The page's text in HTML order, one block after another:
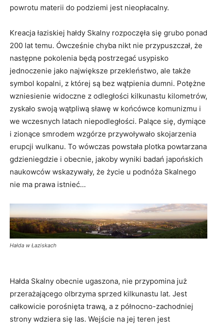
powrotu materii do podziemi jest nieopłacalny.
Kreacja łaziskiej hałdy Skalny rozpoczęła się grubo ponad
200 lat temu. Ówcześnie chyba nikt nie przypuszczał, że
następne pokolenia będą postrzegać usypisko
jednoczenie jako największe przekleństwo, ale także
symbol kopalni, z której są bez wątpienia dumni. Potężne
wzniesienie widoczne z odległości kilkunastu kilometrów,
zyskało swoją wątpliwą sławę w końcówce komunizmu i
we wczesnych latach niepodległości. Palące się, dymiące
i zionące smrodem wzgórze przywoływało skojarzenia
erupcji wulkanu. To wówczas powstała plotka powtarzana
gdzieniegdzie i obecnie, jakoby wyniki badań japońskich
naukowców wskazywały, że życie u podnóża Skalnego
nie ma prawa istnieć…
Hałda w Łaziskach
Hałda Skalny obecnie ugaszona, nie przypomina już
przerażającego olbrzyma sprzed kilkunastu lat. Jest
całkowicie porośnięta trawą, a z północno-zachodniej
strony wdziera się las. Wejście na jej teren jest